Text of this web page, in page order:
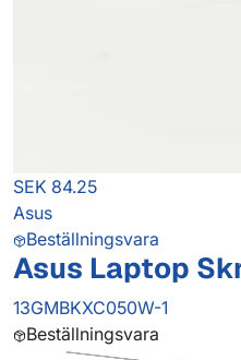
SEK 84.25
Asus
Beställningsvara
Asus Laptop
13GMBKXC050W-1
Beställningsvara